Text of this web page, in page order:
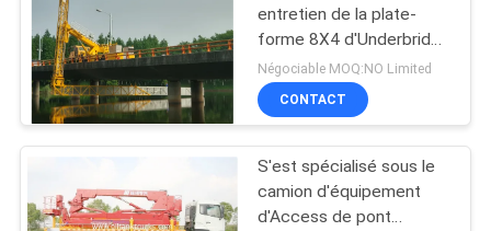
NOUVELLES
DEMANDEZ
UNE
CITATION
Équipement
d'inspection de pont
34
entretien de la plate-
forme 8X4 d'Underbridge
d'équipement d'Access
de pont
Négociable MOQ:NO Limited
CONTACT
S'est spécialisé sous le
camion d'équipement
d'Access de pont